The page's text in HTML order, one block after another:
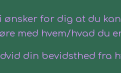
ønsker for dig at du
med hvem/hvad du
din bevidsthed fra